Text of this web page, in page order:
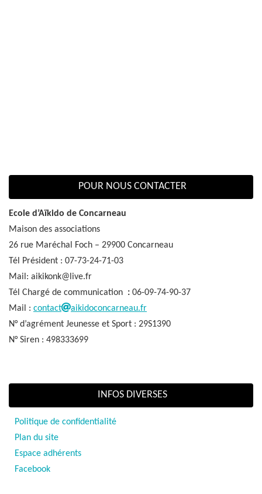
POUR NOUS CONTACTER
Ecole d’Aïkido de Concarneau
Maison des associations
26 rue Maréchal Foch – 29900 Concarneau
Tél Président : 07-73-24-71-03
Mail: aikikonk@live.fr
Tél Chargé de communication : 06-09-74-90-37
Mail : contact
aikidoconcarneau.fr
N° d’agrément Jeunesse et Sport : 29S1390
N° Siren : 498333699
INFOS DIVERSES
Politique de confidentialité
Plan du site
Espace adhérents
Facebook